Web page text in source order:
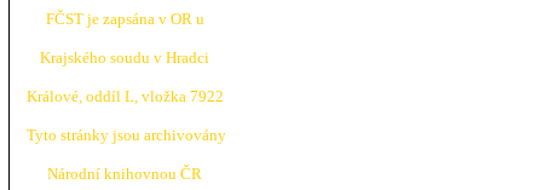
FČST je zapsána v OR u
Krajského soudu v Hradci
Králové, oddíl L, vložka 7922
Tyto stránky jsou archivovány
Národní knihovnou ČR